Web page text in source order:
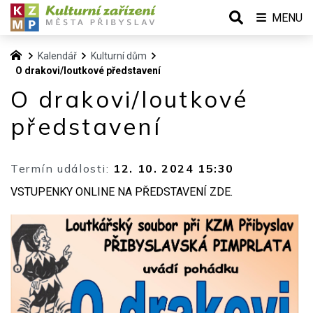
Kalendář
Kulturní dům
O drakovi/loutkové představení
O drakovi/loutkové
představení
Termín události: 12. 10. 2024 15:30
VSTUPENKY ONLINE NA PŘEDSTAVENÍ ZDE.
MENU